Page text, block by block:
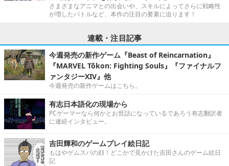
さまざまなアニマとの出会いや、スキルによってさらに戦略性
が増したバトルなど、本作の注目の要素に迫ります！
連載・注目記事
今週発売の新作ゲーム『Beast of Reincarnation』
『MARVEL Tōkon: Fighting Souls』『ファイナルフ
ァンタジーXIV』他
今週発売の新作ゲームはこちら。
有志日本語化の現場から
PCゲーマーなら何かとお世話になっているであろう有志翻訳者
に連続インタビュー。
吉田輝和のゲームプレイ絵日記
もはやゲムスパの顔！どこかで見かけた吉田さんのゲーム絵日
記